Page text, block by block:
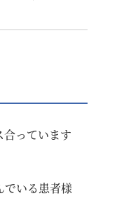
合っています
でいる患者様